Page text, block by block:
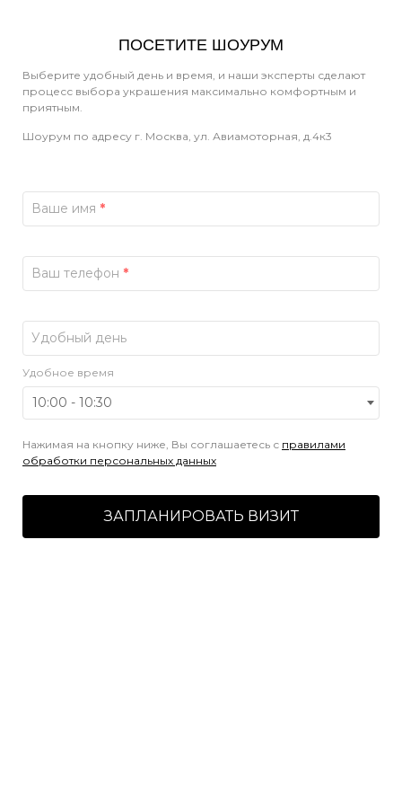
ПОСЕТИТЕ ШОУРУМ
Выберите удобный день и время, и наши эксперты сделают
процесс выбора украшения максимально комфортным и
приятным.
Шоурум по адресу г. Москва, ул. Авиамоторная, д.4к3
Ваше имя *
Ваш телефон *
Удобный день
Удобное время
Нажимая на кнопку ниже, Вы соглашаетесь с правилами
обработки персональных данных
ЗАПЛАНИРОВАТЬ ВИЗИТ